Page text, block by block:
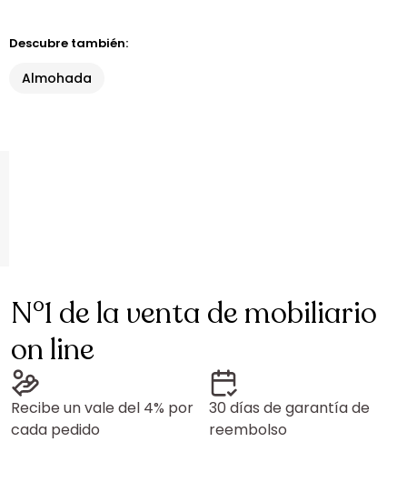
Descubre también:
Almohada
N°1 de la venta de mobiliario
on line
Recibe un vale del 4% por
cada pedido
30 días de garantía de
reembolso